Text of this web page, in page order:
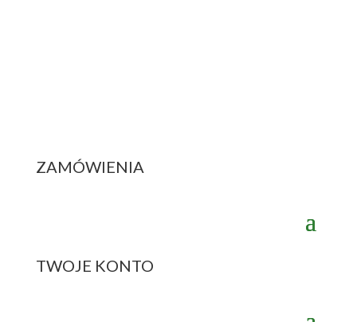
ZAMÓWIENIA
TWOJE KONTO